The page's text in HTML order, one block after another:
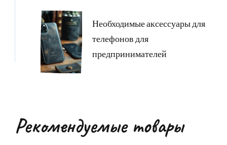
Необходимые аксессуары для
телефонов для
предпринимателей
Рекомендуемые товары